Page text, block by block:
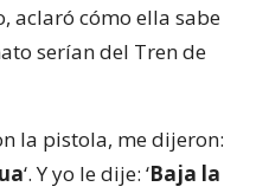
aclaró cómo ella sabe
serían del Tren de
la pistola, me dijeron:
‘. Y yo le dije: ‘Baja la